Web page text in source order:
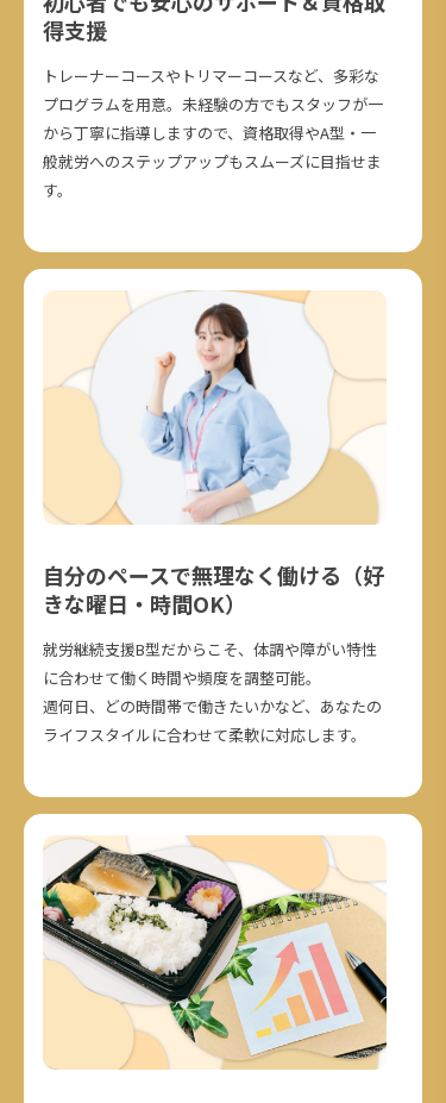
得支援
トレーナーコースやトリマーコースなど、多彩な
プログラムを用意。未経験の方でもスタッフが一
から丁寧に指導しますので、資格取得やA型・一
般就労へのステップアップもスムーズに目指せま
す。
自分のペースで無理なく働ける（好
きな曜日・時間OK）
就労継続支援B型だからこそ、体調や障がい特性
に合わせて働く時間や頻度を調整可能。
週何日、どの時間帯で働きたいかなど、あなたの
ライフスタイルに合わせて柔軟に対応します。